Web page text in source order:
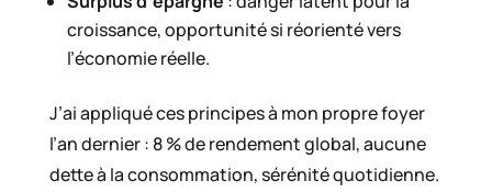
croissance, opportunité si réorienté vers
l’économie réelle.
J’ai appliqué ces principes à mon propre foyer
l’an dernier : 8 % de rendement global, aucune
dette à la consommation, sérénité quotidienne.